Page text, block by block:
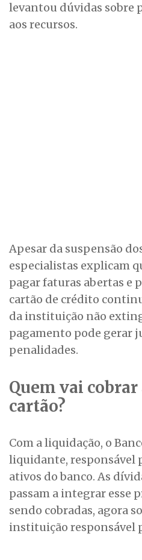
levantou dúvidas sobre
aos recursos.
Apesar da suspensão
especialistas explicam
pagar faturas abertas e
cartão de crédito
da instituição não
pagamento pode gerar
penalidades.
Quem vai
cartão?
Com a liquidação, o
liquidante, responsável
ativos do banco. As
passam a integrar esse
sendo cobradas, agora
instituição responsável